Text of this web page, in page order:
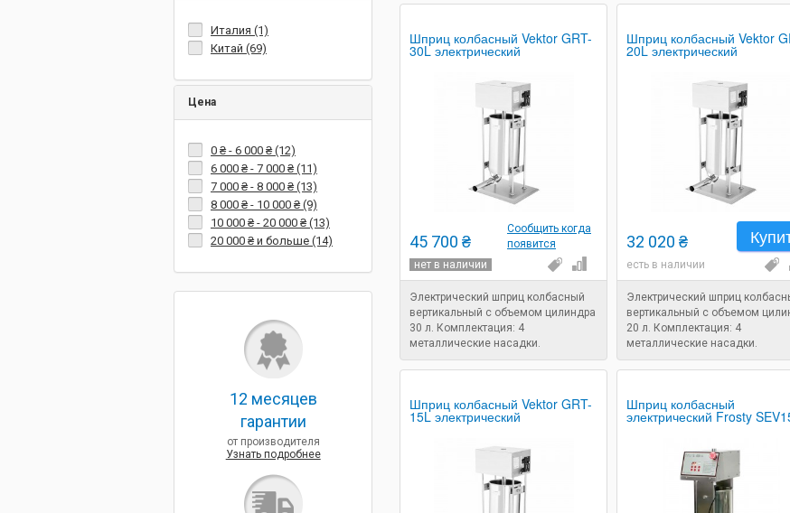
Шприц колбасный Vektor GRT-
30L электрический
Сообщить когда
появится
45 700 ₴
нет в наличии
Электрический шприц колбасный
вертикальный с объемом цилиндра
30 л. Комплектация: 4
металлические насадки.
Напряжение: 220 В. Мощность: 0,2
кВт. Назначение: шприц для
Шприц колбасный Vektor
20L электрический
32 020 ₴
есть в наличии
Электрический шприц
вертикальный с объемом
20 л. Комплектация: 4
металлические насадки.
Напряжение: 220 В. Мощность:
кВт. Назначение: шприц для
Шприц колбасный Vektor GRT-
15L электрический
Шприц колбасный
электрический Frosty
Италия (1)
Китай (69)
Цена
0 ₴- 6 000 ₴(12)
6 000 ₴- 7 000 ₴(11)
7 000 ₴- 8 000 ₴(13)
8 000 ₴- 10 000 ₴(9)
10 000 ₴- 20 000 ₴(13)
20 000 ₴и больше (14)
12 месяцев
гарантии
от производителя
Узнать подробнее